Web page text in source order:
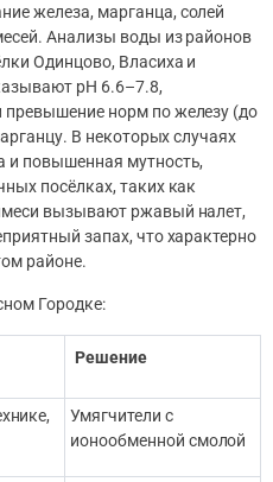
железа, марганца, солей
Анализы воды из районов
Одинцово, Власиха и
pH 6.6–7.8,
норм по железу (до
В некоторых случаях
и повышенная мутность,
посёлках, таких как
вызывают ржавый налет,
запах, что характерно
районе.
Городке:
Решение
Умягчители с
ионообменной смолой